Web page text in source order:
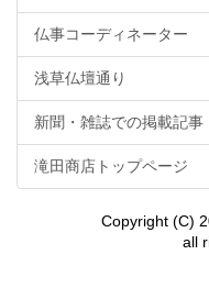
仏事コーディネーター
浅草仏壇通り
新聞・雑誌での掲載記事
滝田商店トップページ
Copyright (C)
all